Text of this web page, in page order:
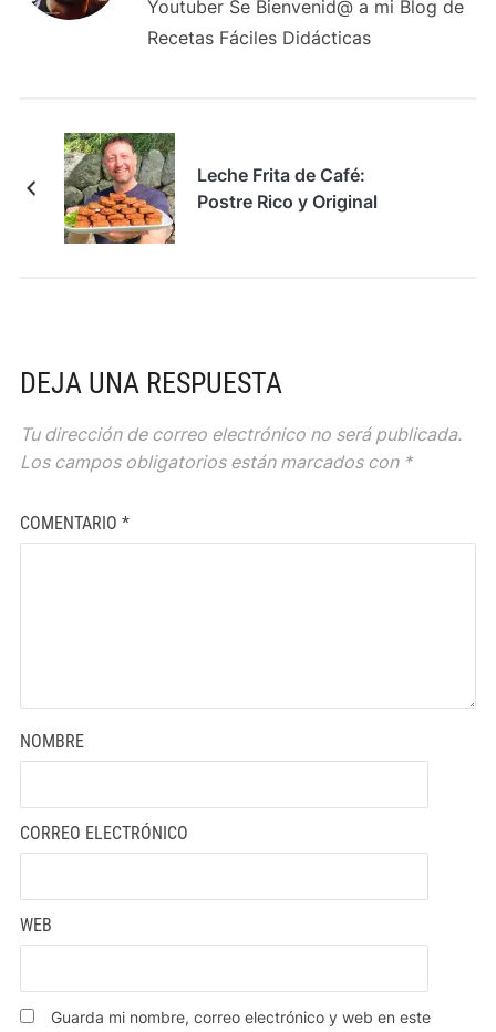
Youtuber Se Bienvenid@ a mi Blog de
Recetas Fáciles Didácticas
Leche Frita de Café:
Postre Rico y Original
DEJA UNA RESPUESTA
Tu dirección de correo electrónico no será publicada.
Los campos obligatorios están marcados con *
COMENTARIO *
NOMBRE
CORREO ELECTRÓNICO
WEB
Guarda mi nombre, correo electrónico y web en este